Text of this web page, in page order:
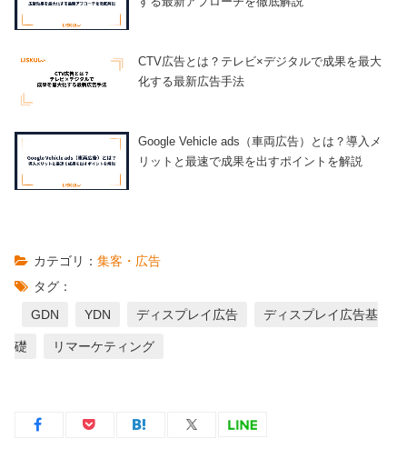
CTV広告とは？テレビ×デジタルで成果を最大
化する最新広告手法
Google Vehicle ads（車両広告）とは？導入メ
リットと最速で成果を出すポイントを解説
カテゴリ： 集客・広告
タグ：
GDN
YDN ディスプレイ広告 ディスプレイ広告基
礎 リマーケティング